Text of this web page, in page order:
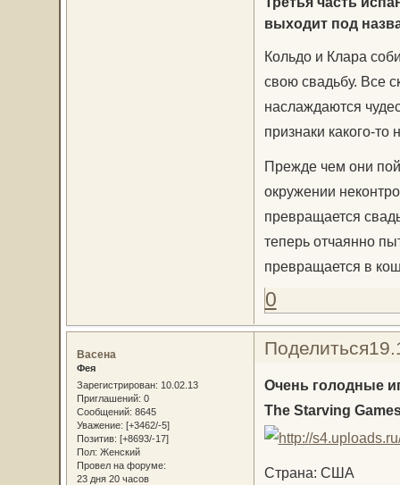
выходит под
Кольдо и Клара
свою свадьбу. Все
наслаждаются
признаки какого-
Прежде чем они
окружении
превращается
теперь отчаянно
превращается в
0
Поделиться
Васена
Фея
Зарегистрирован: 10.02.13
Приглашений: 0
Сообщений: 8645
Уважение: [+3462/-5]
Позитив: [+8693/-17]
Пол: Женский
Провел на форуме:
23 дня 20 часов
Очень голодные
The Starving
Страна: США